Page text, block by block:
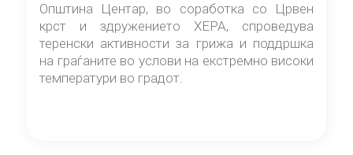
Општина Центар, во соработка со Црвен
крст и здружението ХЕРА, спроведува
теренски активности за грижа и поддршка
на граѓаните во услови на екстремно високи
температури во градот.